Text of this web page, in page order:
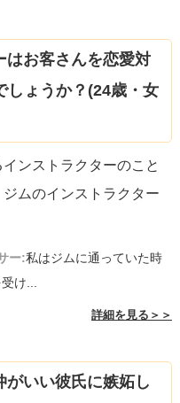
はお客さんを恋愛対
しょうか？(24歳・女
ンストラクターのこと
ムのインストラクター
ー:私はジムに通っていた時
け...
詳細を見る＞＞
がいい彼氏に嫉妬し